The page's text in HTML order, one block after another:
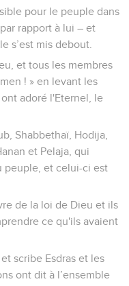
pour le peuple dans
rapport à lui – et
s’est mis debout.
et tous les membres
! » en levant les
adoré l'Eternel, le
Shabbethaï, Hodija,
et Pelaja, qui
peuple, et celui-ci est
de la loi de Dieu et ils
ce qu'ils avaient
scribe Esdras et les
ont dit à l’ensemble